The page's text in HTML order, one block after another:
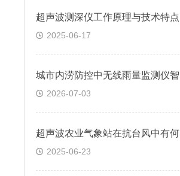
超声波测深仪工作原理与技术特点
2025-06-17
2026-07-03
2025-06-23